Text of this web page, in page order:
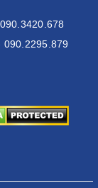
090.2295.879